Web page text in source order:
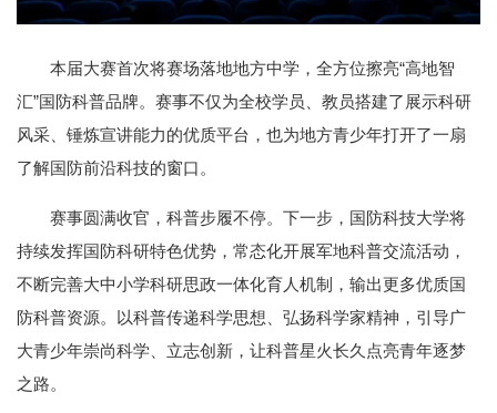
本届大赛首次将赛场落地地方中学，全方位擦亮“高地智
汇”国防科普品牌。赛事不仅为全校学员、教员搭建了展示科研
风采、锤炼宣讲能力的优质平台，也为地方青少年打开了一扇
了解国防前沿科技的窗口。
赛事圆满收官，科普步履不停。下一步，国防科技大学将
持续发挥国防科研特色优势，常态化开展军地科普交流活动，
不断完善大中小学科研思政一体化育人机制，输出更多优质国
防科普资源。以科普传递科学思想、弘扬科学家精神，引导广
大青少年崇尚科学、立志创新，让科普星火长久点亮青年逐梦
之路。